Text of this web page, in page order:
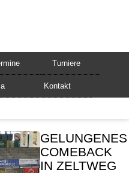
Turniere
Kontakt
GELUNGENES
COMEBACK
IN ZELTWEG